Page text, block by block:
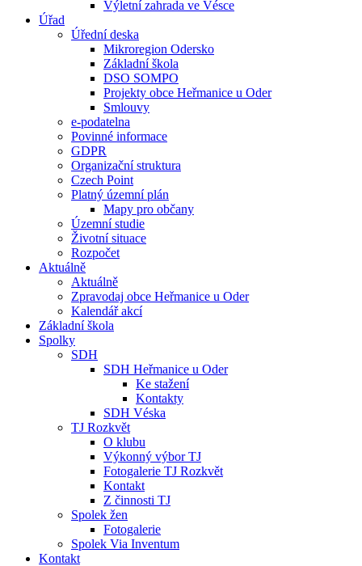
Výletní zahrada ve Vésce
Úřad
Úřední deska
Mikroregion Odersko
Základní škola
DSO SOMPO
Projekty obce Heřmanice u Oder
Smlouvy
e-podatelna
Povinné informace
GDPR
Organizační struktura
Czech Point
Platný územní plán
Mapy pro občany
Územní studie
Životní situace
Rozpočet
Aktuálně
Aktuálně
Zpravodaj obce Heřmanice u Oder
Kalendář akcí
Základní škola
Spolky
SDH
SDH Heřmanice u Oder
Ke stažení
Kontakty
SDH Véska
TJ Rozkvět
O klubu
Výkonný výbor TJ
Fotogalerie TJ Rozkvět
Kontakt
Z činnosti TJ
Spolek žen
Fotogalerie
Spolek Via Inventum
Kontakt